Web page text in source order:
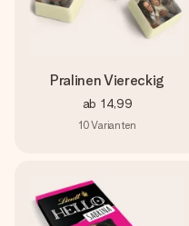
Pralinen Viereckig
ab 14,99
10Varianten